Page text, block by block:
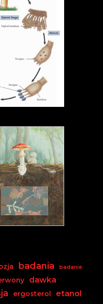
badania badanie
dawka
ergosterol etanol